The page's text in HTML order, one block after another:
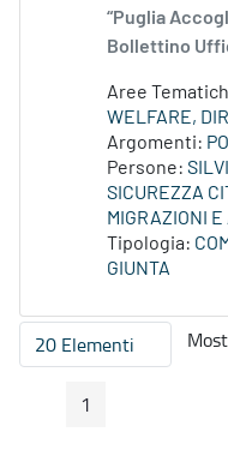
“Puglia
Bollettino
Aree
WELFARE,
Argomenti:
Persone:
SICUREZZA
MIGRAZIONI
Tipologia:
GIUNTA
20 ElementiPer pagina
Pagina Precedente
Pagina
1